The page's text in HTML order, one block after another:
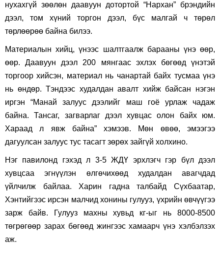
нухахгүй зөөлөн даавуун дотортой “Нархан” брэндийн
дээл, том хүний торгон дээл, бүс малгай ч төрөл
төрлөөрөө байна билээ.
Материалын хийц, үнээс шалтгаалж барааны үнэ өөр,
өөр. Даавуун дээл 200 мянгаас эхлэх бөгөөд үнэтэй
торгоор хийсэн, материал нь чанартай байх тусмаа үнэ
нь өндөр. Тэндээс худалдан авалт хийж байсан нэгэн
иргэн “Манай залуус дээлийг маш гоё урлаж чадаж
байна. Тансаг, загварлаг дээл хувцас олон байх юм.
Хараад л явж байна” хэмээв. Мөн өвөө, эмээгээ
дагуулсан залуус тус тасагт зөрөх зайгүй холхино.
Нэг павилонд гэхэд л 3-5 ЖДҮ эрхлэгч гэр бүл дээл
хувцсаа эгнүүлэн өлгөчихөөд худалдан авагчдад
үйлчилж байлаа. Харин гадна талбайд Сүхбаатар,
Хэнтийгээс ирсэн малчид хонины гулууз, үхрийн өвчүүгээ
зарж байв. Гулууз махны хувьд кг-ыг нь 8000-8500
төгрөгөөр зарах бөгөөд жингээс хамаарч үнэ хэлбэлзэх
аж.